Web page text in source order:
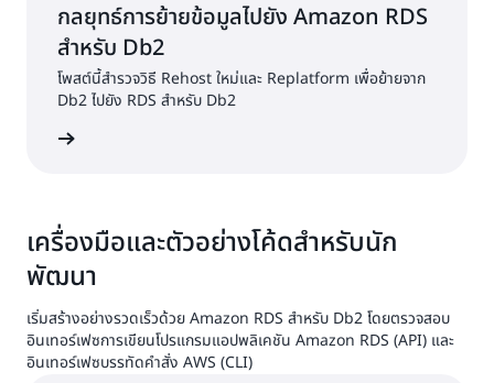
กลยุทธ์การย้ายข้อมูลไปยัง Amazon RDS
สำหรับ Db2
โพสต์นี้สำรวจวิธี Rehost ใหม่และ Replatform เพื่อย้ายจาก
Db2 ไปยัง RDS สำหรับ Db2
เครื่องมือและตัวอย่างโค้ดสำหรับนัก
พัฒนา
เริ่มสร้างอย่างรวดเร็วด้วย Amazon RDS สำหรับ Db2 โดยตรวจสอบ
อินเทอร์เฟซการเขียนโปรแกรมแอปพลิเคชัน Amazon RDS (API) และ
อินเทอร์เฟซบรรทัดคำสั่ง AWS (CLI)